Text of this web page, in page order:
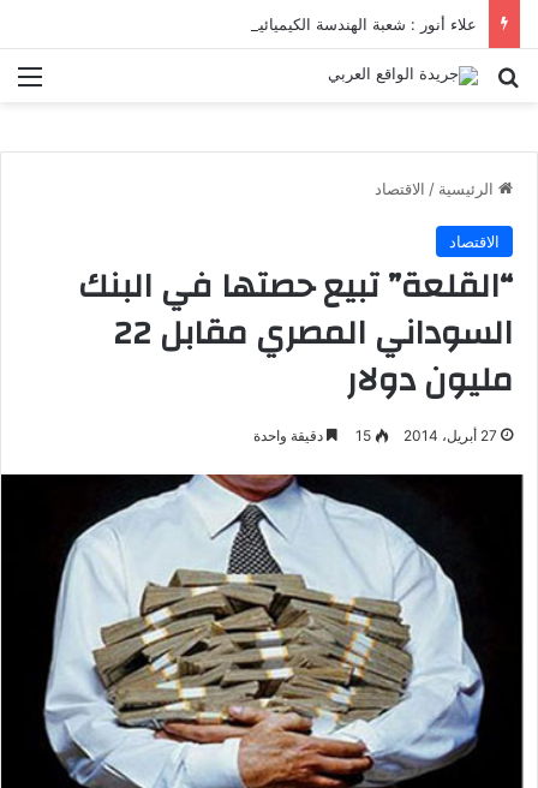
بحث عن
الرئيسية / الاقتصاد
الاقتصاد
“القلعة” تبيع حصتها في البنك
السوداني المصري مقابل 22
مليون دولار
27 أبريل، 2014 15 دقيقة واحدة